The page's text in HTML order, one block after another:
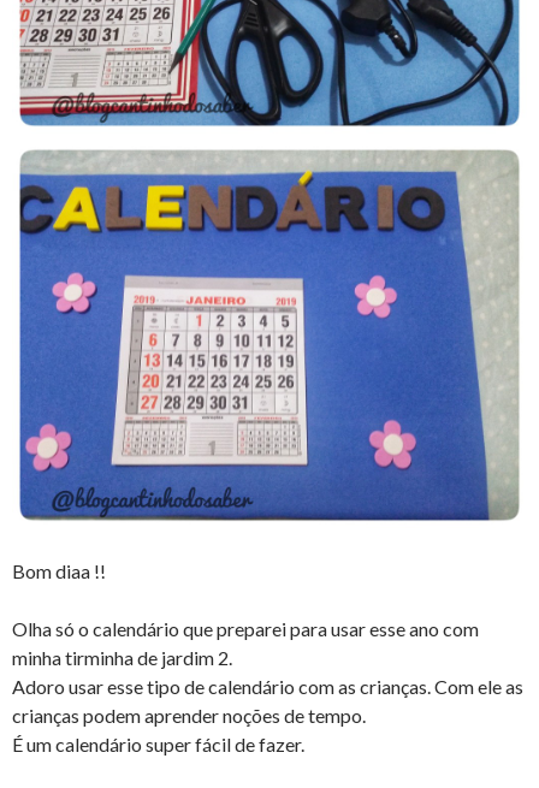
Bom diaa !!
Olha só o calendário que preparei para usar esse ano com
minha tirminha de jardim 2.
Adoro usar esse tipo de calendário com as crianças. Com ele as
crianças podem aprender noções de tempo.
É um calendário super fácil de fazer.